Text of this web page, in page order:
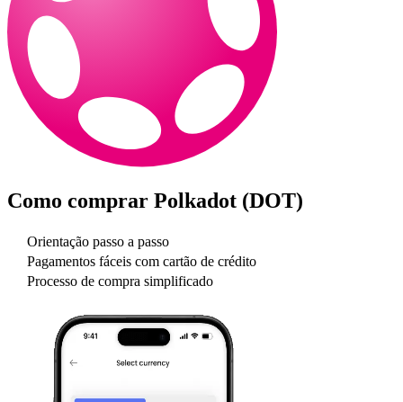
Como comprar Polkadot (DOT)
Orientação passo a passo
Pagamentos fáceis com cartão de crédito
Processo de compra simplificado